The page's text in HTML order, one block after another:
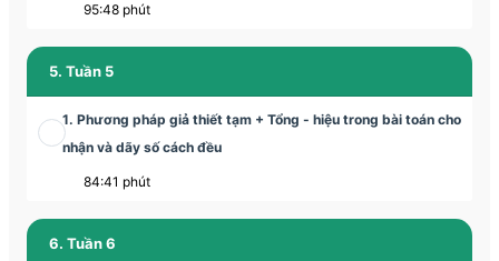
95:48 phút
5. Tuần 5
1. Phương pháp giả thiết tạm + Tổng - hiệu trong bài toán cho
nhận và dãy số cách đều
84:41 phút
6. Tuần 6